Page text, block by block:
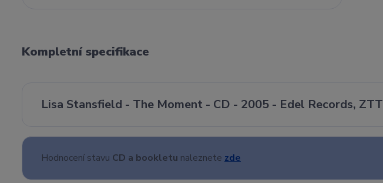
Kompletní specifikace
Lisa Stansfield - The Moment - CD - 2005 - Edel Records, ZTT
Hodnocení stavu CD a bookletu naleznete zde